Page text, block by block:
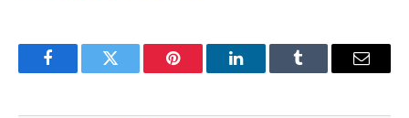
FacebookTwitter Pinterest LinkedInTumblr
E-